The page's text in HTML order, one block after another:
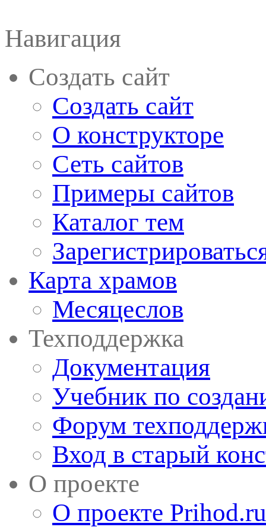
Навигация
Создать сайт
Создать сайт
О конструкторе
Сеть сайтов
Примеры сайтов
Каталог тем
Карта храмов
Месяцеслов
Техподдержка
Документация
Учебник по
Форум
Вход в старый
О проекте
О проекте Prihod.ru